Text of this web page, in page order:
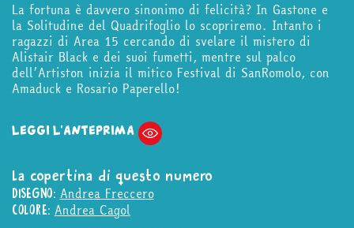
La fortuna è davvero sinonimo di felicità? In Gastone e
la Solitudine del Quadrifoglio lo scopriremo. Intanto i
ragazzi di Area 15 cercando di svelare il mistero di
Alistair Black e dei suoi fumetti, mentre sul palco
dell’Artiston inizia il mitico Festival di SanRomolo, con
Amaduck e Rosario Paperello!
LEGGI L'ANTEPRIMA
La copertina di questo numero
DISEGNO: Andrea Freccero
COLORE: Andrea Cagol